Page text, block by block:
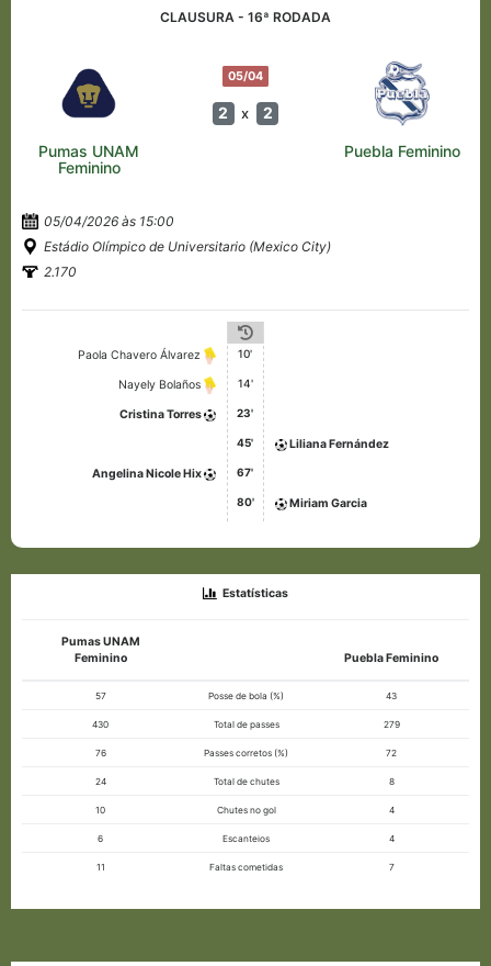
CLAUSURA - 16ª RODADA
05/04
2 x 2
Pumas UNAM
Feminino
Puebla Feminino
05/04/2026 às 15:00
Estádio Olímpico de Universitario (Mexico City)
2.170
Paola Chavero Álvarez 10'
Nayely Bolaños 14'
Cristina Torres 23'
45' Liliana Fernández
Angelina Nicole Hix 67'
80' Miriam Garcia
Estatísticas
Pumas UNAM
Feminino
Puebla Feminino
57 Posse de bola (%) 43
430 Total de passes 279
76 Passes corretos (%) 72
24 Total de chutes 8
10 Chutes no gol 4
6 Escanteios 4
11 Faltas cometidas 7